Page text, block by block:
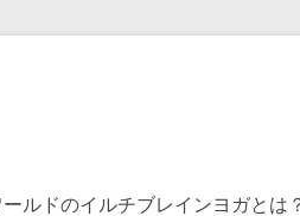
ールドのイルチブレインヨガとは